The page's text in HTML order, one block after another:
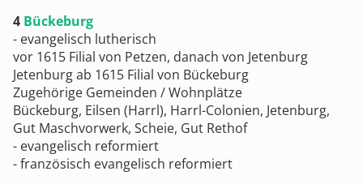
4 Bückeburg
- evangelisch lutherisch
vor 1615 Filial von Petzen, danach von Jetenburg
Jetenburg ab 1615 Filial von Bückeburg
Zugehörige Gemeinden / Wohnplätze
Bückeburg, Eilsen (Harrl), Harrl-Colonien, Jetenburg,
Gut Maschvorwerk, Scheie, Gut Rethof
- evangelisch reformiert
- französisch evangelisch reformiert